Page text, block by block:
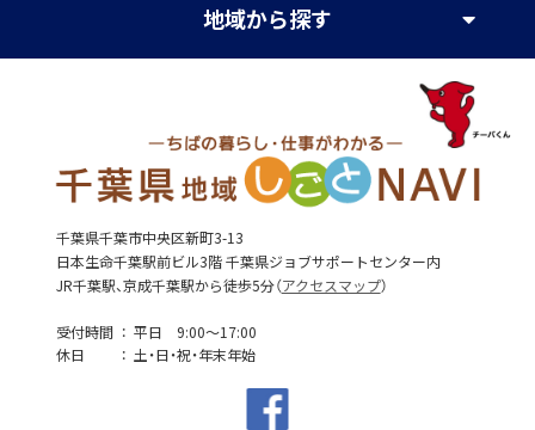
地域から探す
千葉県千葉市中央区新町3-13
日本生命千葉駅前ビル3階 千葉県ジョブサポートセンター内
JR千葉駅、京成千葉駅から徒歩5分（アクセスマップ）
受付時間
平日 9:00～17:00
休日
土・日・祝・年末年始